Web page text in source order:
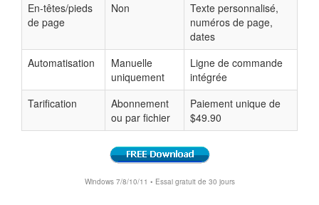
En-têtes/pieds
de page
Non
Texte personnalisé,
numéros de page,
dates
Automatisation
Manuelle
uniquement
Ligne de commande
intégrée
Tarification
Abonnement
ou par fichier
Paiement unique de
$49.90
Windows 7/8/10/11 • Essai gratuit de 30 jours